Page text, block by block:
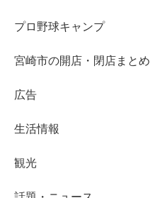
プロ野球キャンプ
宮崎市の開店・閉店まとめ
広告
生活情報
観光